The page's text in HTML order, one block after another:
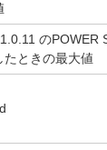
のPOWER
たときの最大値